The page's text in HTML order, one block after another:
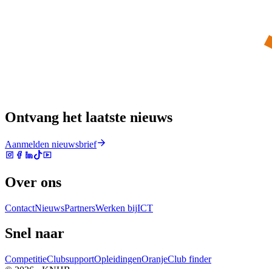
Ontvang het laatste nieuws
Aanmelden nieuwsbrief
Over ons
ContactNieuwsPartnersWerken bijICT
Snel naar
CompetitieClubsupportOpleidingenOranjeClub finder